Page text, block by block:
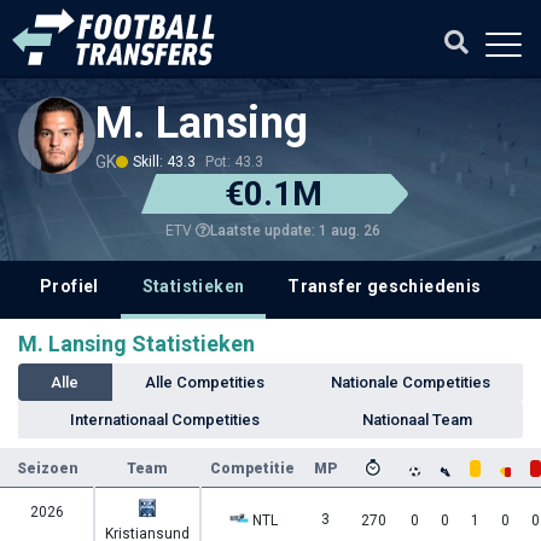
M. Lansing
GK Skill: 43.3 Pot: 43.3
€0.1M
ETV Laatste update: 1 aug. 26
Profiel Statistieken Transfer geschiedenis
M. Lansing Statistieken
Alle Alle Competities Nationale Competities
Internationaal Competities Nationaal Team
Seizoen Team Competitie MP
2026
Kristiansund
NTL 3 270 0 0 1 0 0